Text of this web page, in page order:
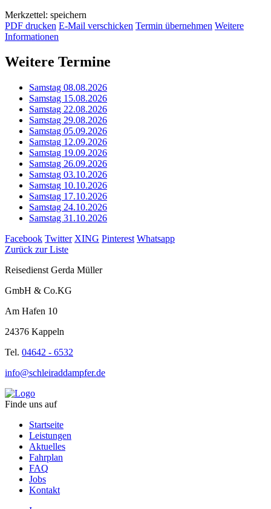
Merkzettel: speichern
PDF drucken E-Mail verschicken Termin übernehmen Weitere
Informationen
Weitere Termine
Samstag 08.08.2026
Samstag 15.08.2026
Samstag 22.08.2026
Samstag 29.08.2026
Samstag 05.09.2026
Samstag 12.09.2026
Samstag 19.09.2026
Samstag 26.09.2026
Samstag 03.10.2026
Samstag 10.10.2026
Samstag 17.10.2026
Samstag 24.10.2026
Samstag 31.10.2026
Facebook Twitter XING Pinterest Whatsapp
Zurück zur Liste
Reisedienst Gerda Müller
GmbH & Co.KG
Am Hafen 10
24376 Kappeln
Tel. 04642 - 6532
info@schleiraddampfer.de
Finde uns auf
Startseite
Leistungen
Aktuelles
Fahrplan
FAQ
Jobs
Kontakt